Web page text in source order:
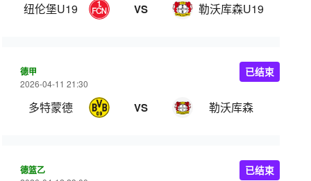
纽伦堡U19 VS 勒沃库森U19
德甲
2026-04-11 21:30
多特蒙德 VS 勒沃库森
已结束
德篮乙 已结束